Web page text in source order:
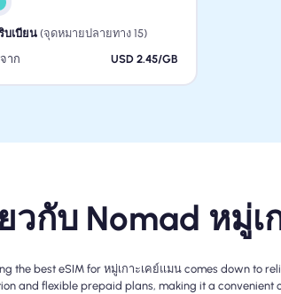
บเบียน (จุดหมายปลายทาง 15)
าก
USD 2.45/GB
วกับ Nomad หมู่
the best eSIM for หมู่เกาะเคย์แมน comes down to
and flexible prepaid plans, making it a convenient